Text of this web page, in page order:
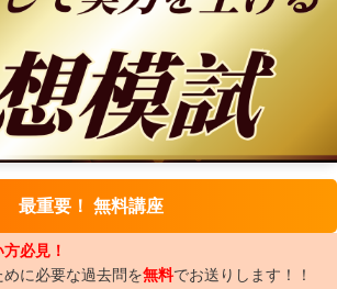
最重要！ 無料講座
必見！
に必要な過去問を無料でお送りします！！